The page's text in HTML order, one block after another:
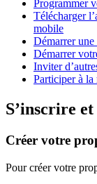
Programmer
Télécharger
mobile
Démarrer une
Démarrer
Inviter
Participer à la
S’inscrire
Créer votre
Pour créer votre